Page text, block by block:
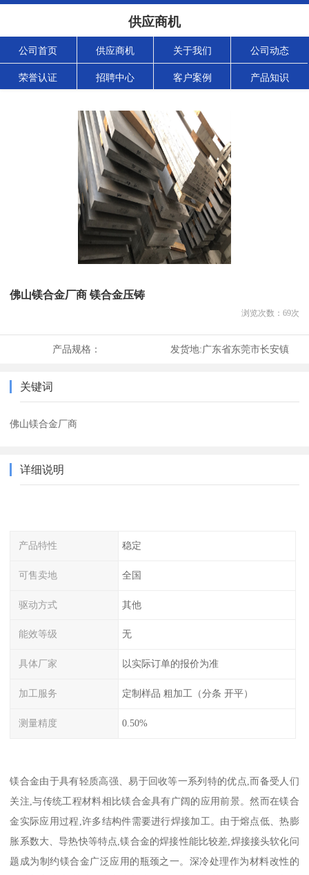
供应商机
公司首页 供应商机 关于我们 公司动态
荣誉认证 招聘中心 客户案例 产品知识
佛山镁合金厂商 镁合金压铸
浏览次数： 69次
产品规格： 发货地:广东省东莞市长安镇
关键词
佛山镁合金厂商
详细说明
产品特性 稳定
可售卖地 全国
驱动方式 其他
能效等级 无
具体厂家 以实际订单的报价为准
加工服务 定制样品 粗加工（分条 开平）
测量精度 0.50%
镁合金由于具有轻质高强、易于回收等一系列特的优点,而备受人们
关注,与传统工程材料相比镁合金具有广阔的应用前景。然而在镁合
金实际应用过程,许多结构件需要进行焊接加工。由于熔点低、热膨
胀系数大、导热快等特点,镁合金的焊接性能比较差,焊接接头软化问
题成为制约镁合金广泛应用的瓶颈之一。深冷处理作为材料改性的